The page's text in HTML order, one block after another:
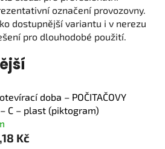
označení provozovny.
dostupnější variantu i v nerezu
pro dlouhodobé použití.
doba – POČITAČOVY
– C – plast (piktogram)
Kč